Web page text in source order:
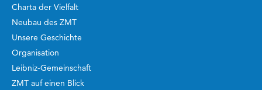
Charta der Vielfalt
Neubau des ZMT
Unsere Geschichte
Organisation
Leibniz-Gemeinschaft
ZMT auf einen Blick